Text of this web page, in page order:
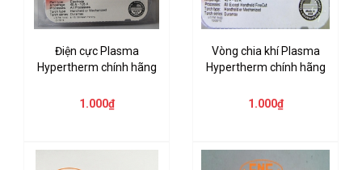
Điện cực Plasma
Hypertherm chính hãng
1.000₫
Vòng chia khí Plasma
Hypertherm chính hãng
1.000₫